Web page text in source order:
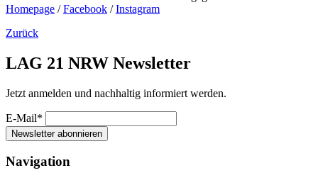
Homepage /Facebook /Instagram
Zurück
LAG 21 NRW Newsletter
Jetzt anmelden und nachhaltig informiert werden.
E-Mail*
Newsletter abonnieren
Navigation